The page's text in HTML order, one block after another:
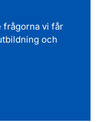
frågorna vi får
och